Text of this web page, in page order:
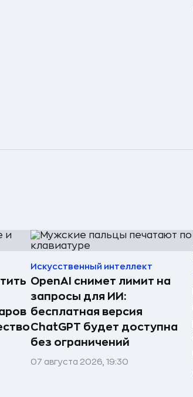
Искусственный интеллект
OpenAI снимет лимит на
запросы для ИИ:
бесплатная версия
ChatGPT будет доступна
без ограничений
07 августа 2026, 19:30